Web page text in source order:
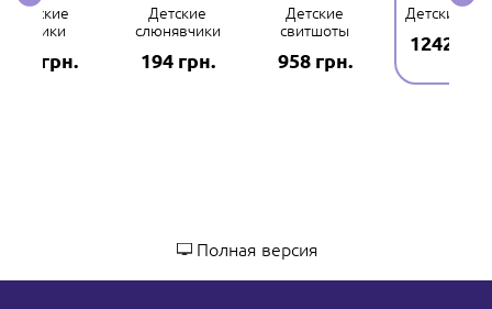
Детские
бодики
435 грн.
Детские
слюнявчики
194 грн.
Детские
свитшоты
958 грн.
Детские
1242
Полная версия